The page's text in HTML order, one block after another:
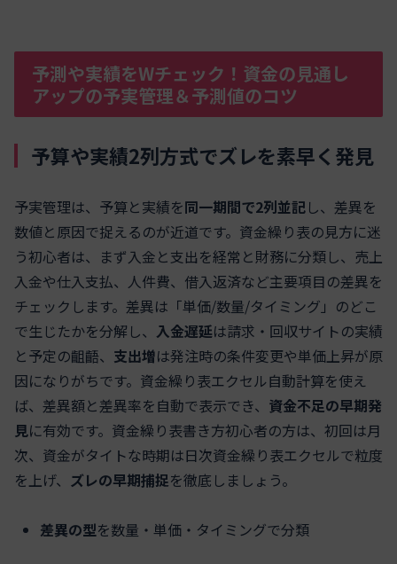
予測や実績をWチェック！資金の見通し
アップの予実管理＆予測値のコツ
予算や実績2列方式でズレを素早く発見
予実管理は、予算と実績を同一期間で2列並記し、差異を
数値と原因で捉えるのが近道です。資金繰り表の見方に迷
う初心者は、まず入金と支出を経常と財務に分類し、売上
入金や仕入支払、人件費、借入返済など主要項目の差異を
チェックします。差異は「単価/数量/タイミング」のどこ
で生じたかを分解し、 入金遅延は請求・回収サイトの実績
と予定の齟齬、 支出増は発注時の条件変更や単価上昇が原
因になりがちです。資金繰り表エクセル自動計算を使え
ば、差異額と差異率を自動で表示でき、 資金不足の早期発
見に有効です。資金繰り表書き方初心者の方は、初回は月
次、資金がタイトな時期は日次資金繰り表エクセルで粒度
を上げ、 ズレの早期捕捉を徹底しましょう。
差異の型を数量・単価・タイミングで分類